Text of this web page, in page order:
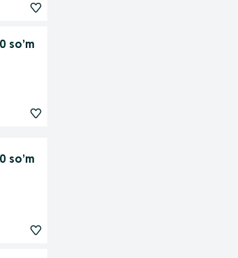
so’m
so’m